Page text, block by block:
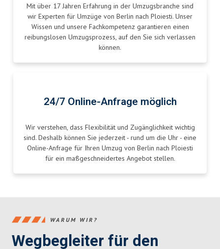
Mit über 17 Jahren Erfahrung in der Umzugsbranche sind
wir Experten für Umzüge von Berlin nach Ploiesti. Unser
Wissen und unsere Fachkompetenz garantieren einen
reibungslosen Umzugsprozess, auf den Sie sich verlassen
können.
24/7 Online-Anfrage möglich
Wir verstehen, dass Flexibilität und Zugänglichkeit wichtig
sind. Deshalb können Sie jederzeit - rund um die Uhr - eine
Online-Anfrage für Ihren Umzug von Berlin nach Ploiesti
für ein maßgeschneidertes Angebot stellen.
WARUM WIR?
Wegbegleiter für den